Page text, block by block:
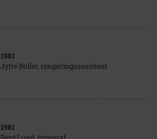
1981
Jytte Boller, rengøringsassistent
1981